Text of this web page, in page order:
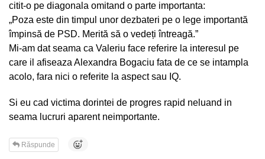
citit-o pe diagonala omitand o parte importanta:
„Poza este din timpul unor dezbateri pe o lege importantă
împinsă de PSD. Merită să o vedeți întreagă.”
Mi-am dat seama ca Valeriu face referire la interesul pe
care il afiseaza Alexandra Bogaciu fata de ce se intampla
acolo, fara nici o referite la aspect sau IQ.
Si eu cad victima dorintei de progres rapid neluand in
seama lucruri aparent neimportante.
Răspunde